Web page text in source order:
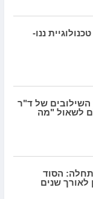
ננו-
של ד"ר
לשאול "מה
הסוד
לאורך שנים